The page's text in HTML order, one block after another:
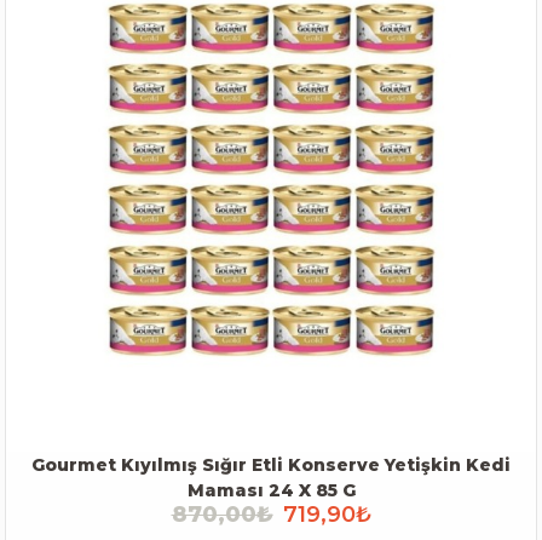
Gourmet Kıyılmış Sığır Etli Konserve Yetişkin Kedi
Maması 24 X 85 G
870,00₺ 719,90₺